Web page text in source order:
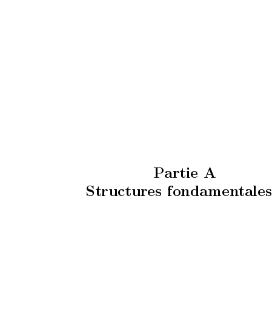
Partie A
Structures fondamentales